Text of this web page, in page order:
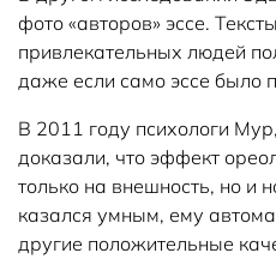
фото «авторов» эссе.
привлекательных людей
даже если само эссе было
В 2011 году психологи
доказали, что эффект
только на внешность, но и
казался умным, ему
другие положительные